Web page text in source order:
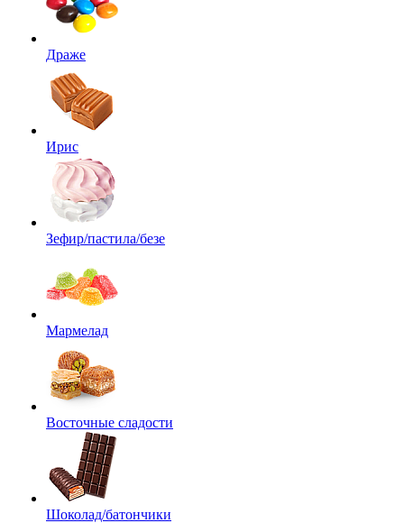
Драже
Ирис
Зефир/пастила/безе
Мармелад
Восточные сладости
Шоколад/батончики